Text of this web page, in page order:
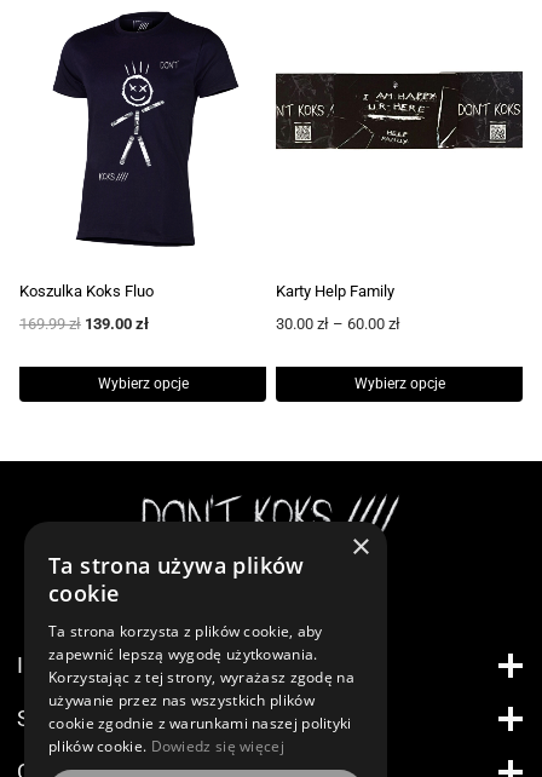
produkt
wariantów.
wybrać
stronie
produktu
Koszulka Koks Fluo
169.99zł Pierwotna
wynosiła:
169.99 zł.
139.00 złAktualna
wynosi:
139.00 zł.
Wybierz opcje
wariantów.
Opcje
wybrać
na
stronie
produktu
Karty Help Family
30.00 zł – 60.00 złZakres
od
30.00 zł
Wybierz opcje
wiele
wariantów.
Opcje
wybrać
na
stronie
produktu
Instagram
INFORMACJE
STREFA KLIENTA
×
Ta strona używa plików
cookie
Ta strona korzysta z plików cookie, aby
zapewnić lepszą wygodę użytkowania.
Korzystając z tej strony, wyrażasz zgodę na
używanie przez nas wszystkich plików
cookie zgodnie z warunkami naszej polityki
plików cookie. Dowiedz się więcej